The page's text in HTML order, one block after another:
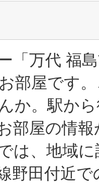
「万代 福
部屋です
か。駅か
部屋の情
は、地域
野田付近